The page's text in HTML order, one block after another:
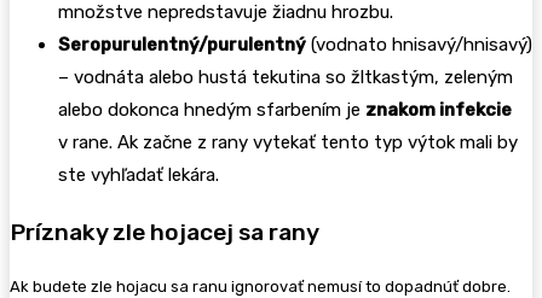
množstve nepredstavuje žiadnu hrozbu.
Seropurulentný/purulentný (vodnato hnisavý/hnisavý)
– vodnáta alebo hustá tekutina so žltkastým, zeleným
alebo dokonca hnedým sfarbením je znakom infekcie
v rane. Ak začne z rany vytekať tento typ výtok mali by
ste vyhľadať lekára.
Príznaky zle hojacej sa rany
Ak budete zle hojacu sa ranu ignorovať nemusí to dopadnúť dobre.